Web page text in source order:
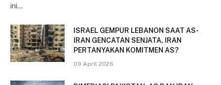
ini…
ISRAEL GEMPUR LEBANON SAAT AS-
IRAN GENCATAN SENJATA, IRAN
PERTANYAKAN KOMITMEN AS?
09 April 2026